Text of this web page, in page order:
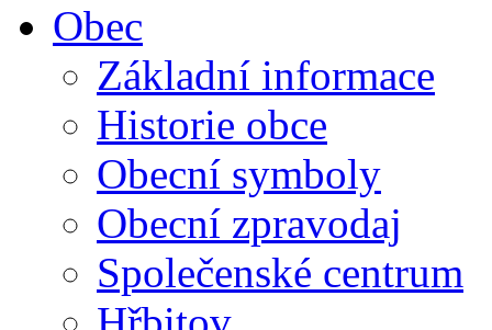
Obec
Základní informace
Historie obce
Obecní symboly
Obecní zpravodaj
Společenské centrum